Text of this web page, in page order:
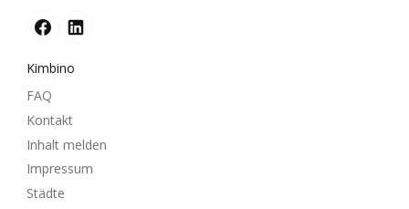
Kimbino
FAQ
Kontakt
Inhalt melden
Impressum
Städte